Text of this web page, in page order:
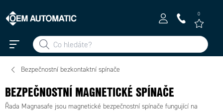
0
Bezpečnostní bezkontaktní spínače
BEZPEČNOSTNÍ MAGNETICKÉ SPÍNAČE
Řada Magnasafe jsou magnetické bezpečnostní spínače fungující na